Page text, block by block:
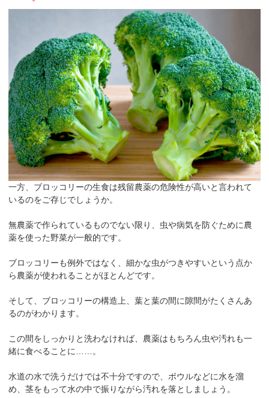
一方、ブロッコリーの生食は残留農薬の危険性が高いと言われて
いるのをご存じでしょうか。
無農薬で作られているものでない限り、虫や病気を防ぐために農
薬を使った野菜が一般的です。
ブロッコリーも例外ではなく、細かな虫がつきやすいという点か
ら農薬が使われる ことがほとんどです。
そして、ブロッコリーの構造上、葉と葉の間に隙間がたくさんあ
るのがわかります。
この間をしっかりと洗わなければ、農薬はもちろん虫や汚れも一
緒に食べることに……。
水道の水で洗うだけでは不十分ですので、ボウルなどに水を溜
め、茎をもって水の中で振りながら汚れを落としましょう 。